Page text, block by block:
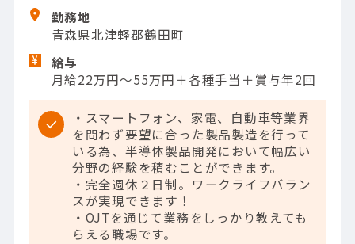
勤務地
青森県北津軽郡鶴田町
給与
月給22万円～55万円＋各種手当＋賞与年2回
・スマートフォン、家電、自動車等業界
を問わず要望に合った製品製造を行って
いる為、半導体製品開発において幅広い
分野の経験を積むことができます。
・完全週休２日制。ワークライフバラン
スが実現できます！
・OJTを通じて業務をしっかり教えても
らえる職場です。